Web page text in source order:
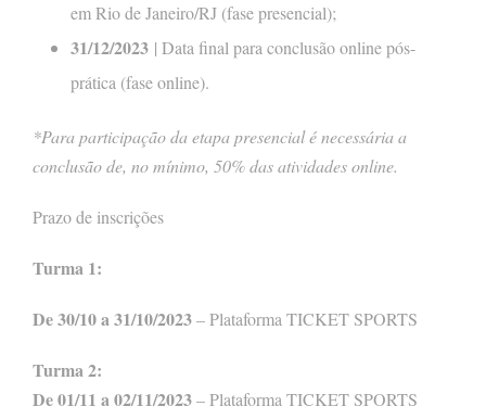
em Rio de Janeiro/RJ (fase presencial);
31/12/2023 | Data final para conclusão online pós-
prática (fase online).
*Para participação da etapa presencial é necessária a
conclusão de, no mínimo, 50% das atividades online.
Prazo de inscrições
Turma 1:
De 30/10 a 31/10/2023– Plataforma TICKET SPORTS
Turma 2:
De 01/11 a 02/11/2023– Plataforma TICKET SPORTS